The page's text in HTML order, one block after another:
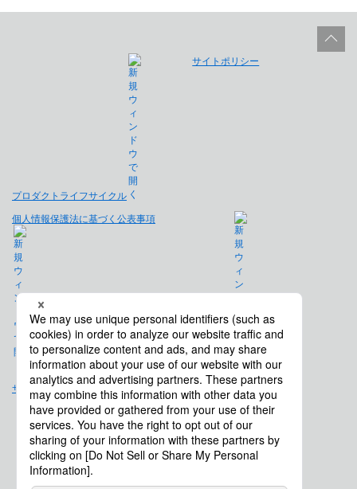
プロダクトライフサイクル
サイトポリシー
個人情報保護法に基づく公表事項
免責事項
サイトマップ